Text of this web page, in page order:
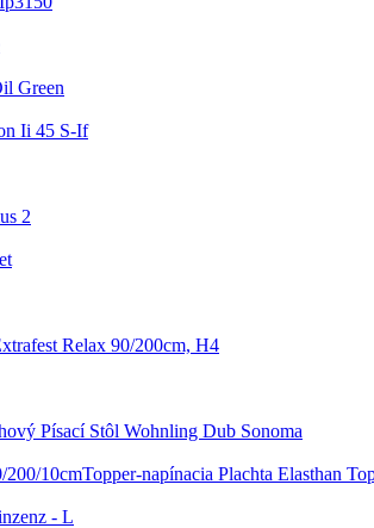
Green
Ii 45 S-If
2
Relax 90/200cm, H4
Písací Stôl Wohnling Dub Sonoma
Topper-napínacia Plachta Elasthan
- L